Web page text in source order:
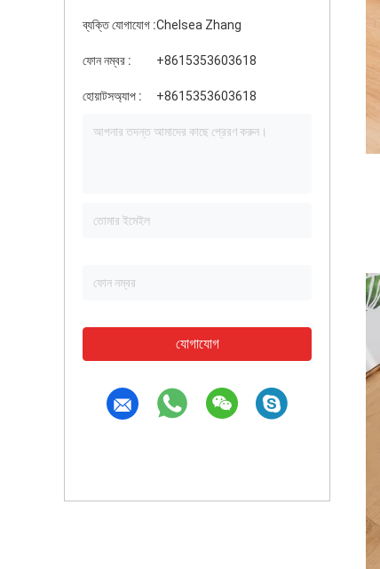
ব্যক্তি যোগাযোগ :Chelsea Zhang
ফোন নম্বর : +8615353603618
হোয়াটসঅ্যাপ : +8615353603618
যোগাযোগ